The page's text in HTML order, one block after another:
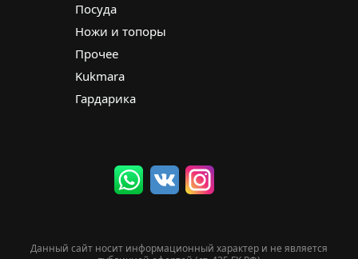
Посуда
Ножи и топоры
Прочее
Kukmara
Гардарика
Данный сайт носит информационный характер и не является